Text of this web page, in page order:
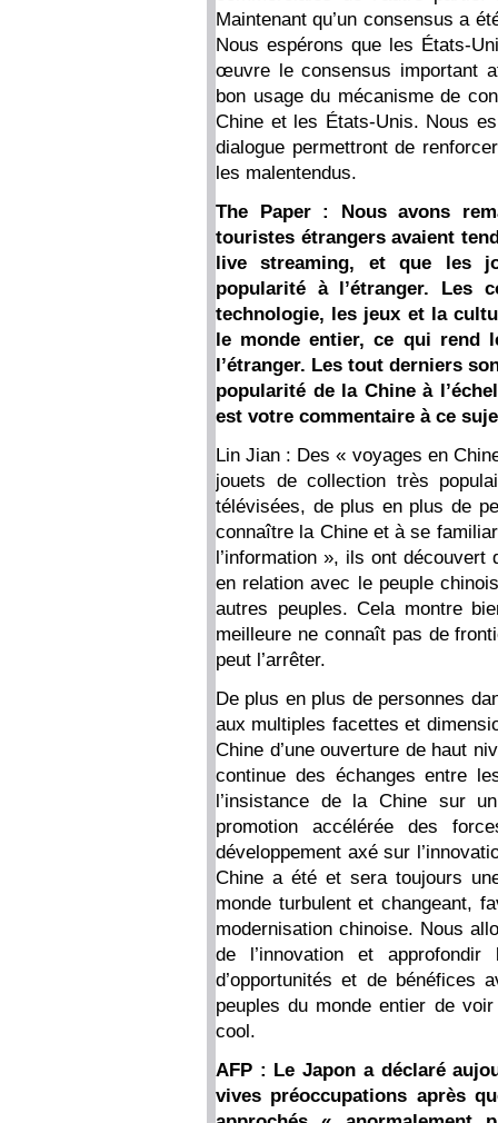
Maintenant qu’un consensus a
Nous espérons que les États-
œuvre le consensus important
bon usage du mécanisme de
Chine et les États-Unis. Nous
dialogue permettront de
les malentendus.
The Paper : Nous avons
touristes étrangers avaient
live streaming, et que les
popularité à l’étranger. Les
technologie, les jeux et la
le monde entier, ce qui rend
l’étranger. Les tout derniers
popularité de la Chine à
est votre commentaire à ce
Lin Jian : Des « voyages en
jouets de collection très
télévisées, de plus en plus de
connaître la Chine et à se
l’information », ils ont
en relation avec le peuple
autres peuples. Cela montre
meilleure ne connaît pas de
peut l’arrêter.
De plus en plus de personnes
aux multiples facettes et
Chine d’une ouverture de haut
continue des échanges entre
l’insistance de la Chine sur
promotion accélérée des
développement axé sur
Chine a été et sera toujours
monde turbulent et changeant,
modernisation chinoise. Nous
de l’innovation et
d’opportunités et de bénéfices
peuples du monde entier de
cool.
AFP : Le Japon a déclaré
vives préoccupations après